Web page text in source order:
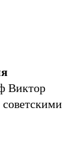
Виктор
советскими